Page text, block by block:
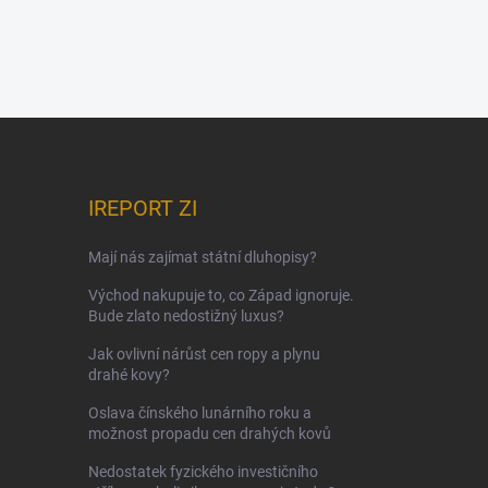
IREPORT ZI
Mají nás zajímat státní dluhopisy?
Východ nakupuje to, co Západ ignoruje.
Bude zlato nedostižný luxus?
Jak ovlivní nárůst cen ropy a plynu
drahé kovy?
Oslava čínského lunárního roku a
možnost propadu cen drahých kovů
Nedostatek fyzického investičního